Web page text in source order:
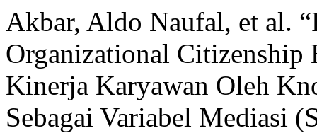
Akbar, Aldo Naufal, et al.
Organizational Citizenship
Kinerja Karyawan Oleh
Sebagai Variabel Mediasi